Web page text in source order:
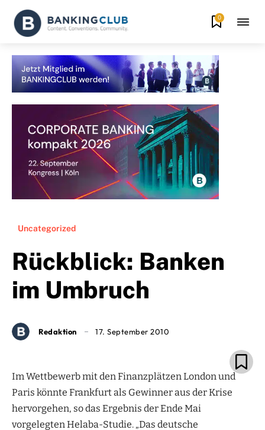
0
Uncategorized
Rückblick: Banken
im Umbruch
Redaktion 17. September 2010
Im Wettbewerb mit den Finanzplätzen London und
Paris könnte Frankfurt als Gewinner aus der Krise
hervorgehen, so das Ergebnis der Ende Mai
vorgelegten Helaba-Studie. „Das deutsche